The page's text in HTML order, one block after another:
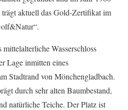
aktuell das Gold-Zertifikat im
Wasserschloss
Lage inmitten eines
Stadtrand von Mönchengladbach.
durch sehr alten Baumbestand,
natürliche Teiche. Der Platz ist